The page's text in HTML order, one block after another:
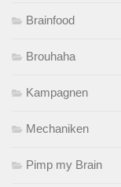
Brainfood
Brouhaha
Kampagnen
Mechaniken
Pimp my Brain